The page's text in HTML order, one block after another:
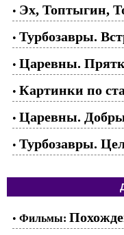
• Эх, Топтыгин,
• Турбозавры.
• Царевны.
• Картинки по
• Царевны.
• Турбозавры.
• Фильмы: